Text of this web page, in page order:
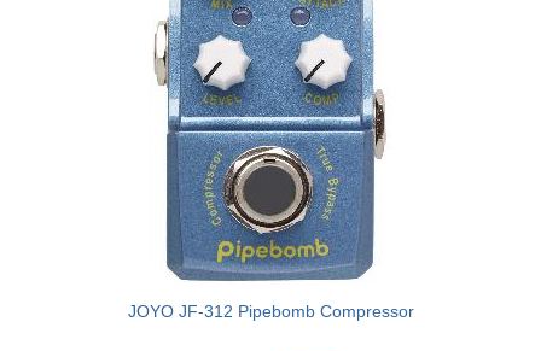
JOYO JF-312 Pipebomb Compressor